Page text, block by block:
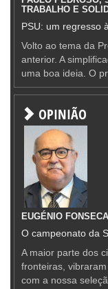
TRABALHO E
PSU: um regresso
Volto ao tema da
anterior. A
uma boa ideia. O
OPINIÃO
EUGÉNIO FONSECA
O campeonato da
A maior parte dos
fronteiras,
com a nossa